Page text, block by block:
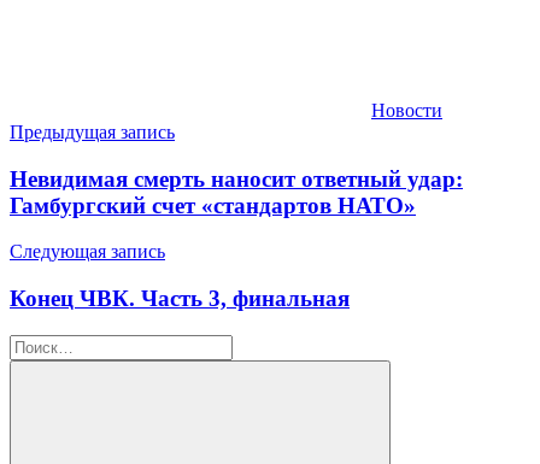
Новости
Навигация
по
записям
Предыдущая запись
Невидимая смерть наносит ответный удар:
Гамбургский счет «стандартов НАТО»
Следующая запись
Конец ЧВК. Часть 3, финальная
Найти: